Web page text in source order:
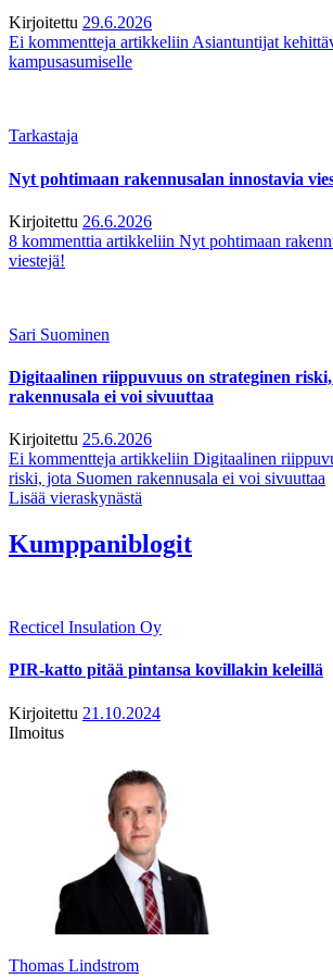
Kirjoitettu 29.6.2026
Ei kommentteja artikkeliin Asiantuntijat
kampusasumiselle
Tarkastaja
Nyt pohtimaan rakennusalan innostavia
Kirjoitettu 26.6.2026
8 kommenttia artikkeliin Nyt pohtimaan
viestejä!
Sari Suominen
Digitaalinen riippuvuus on strateginen
rakennusala ei voi sivuuttaa
Kirjoitettu 25.6.2026
Ei kommentteja artikkeliin Digitaalinen
riski, jota Suomen rakennusala ei voi sivuuttaa
Lisää vieraskynästä
Kumppaniblogit
Recticel Insulation Oy
PIR-katto pitää pintansa kovillakin keleillä
Kirjoitettu 21.10.2024
Ilmoitus
Thomas Lindstrom